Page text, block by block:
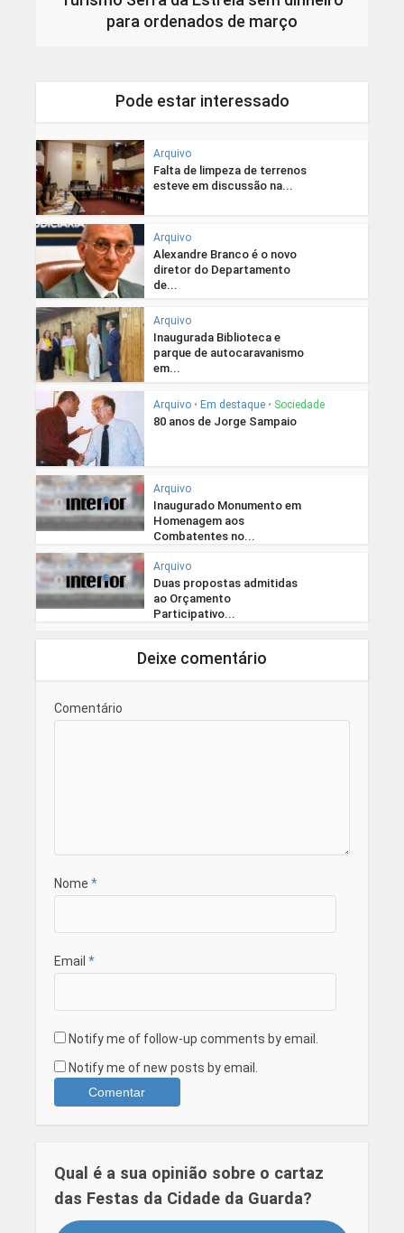
para ordenados de março
Pode estar interessado
Arquivo
Falta de limpeza de terrenos
esteve em discussão na...
Arquivo
Alexandre Branco é o novo
diretor do Departamento
de...
Arquivo
Inaugurada Biblioteca e
parque de autocaravanismo
em...
Arquivo • Em destaque • Sociedade
80 anos de Jorge Sampaio
Arquivo
Inaugurado Monumento em
Homenagem aos
Combatentes no...
Arquivo
Duas propostas admitidas
ao Orçamento
Participativo...
Deixe comentário
Comentário
Nome *
Email *
Notify me of follow-up comments by email.
Notify me of new posts by email.
Qual é a sua opinião sobre o cartaz
das Festas da Cidade da Guarda?